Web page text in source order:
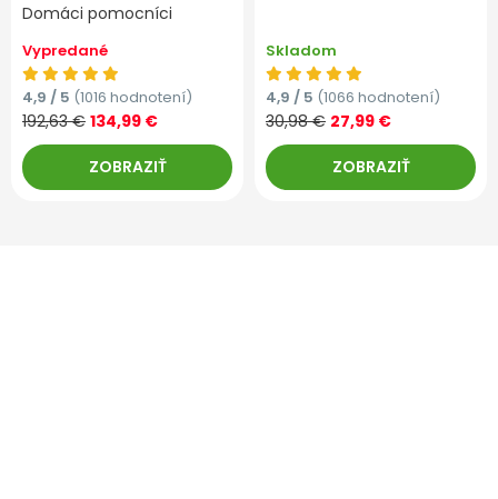
Domáci pomocníci
Vypredané
4,9 / 5 (1016 hodnotení)
192,63 € 134,99 €
ZOBRAZIŤ
Skladom
4,9 / 5 (1066 hodnotení)
30,98 € 27,99 €
ZOBRAZIŤ